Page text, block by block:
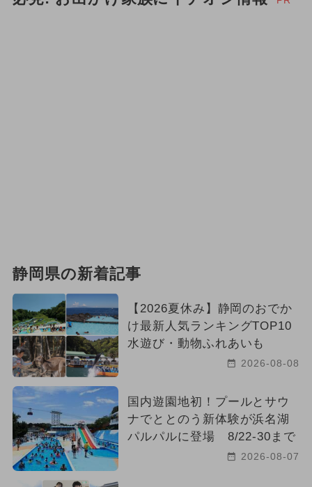
静岡県の新着記事
【2026夏休み】静岡のおでか
け最新人気ランキングTOP10
水遊び・動物ふれあいも
2026-08-08
国内遊園地初！プールとサウ
ナでととのう新体験が浜名湖
パルパルに登場 8/22-30まで
2026-08-07